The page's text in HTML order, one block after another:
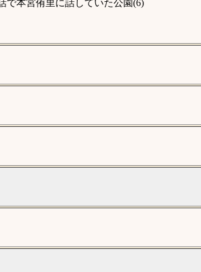
本宮侑里に話していた公園(6)